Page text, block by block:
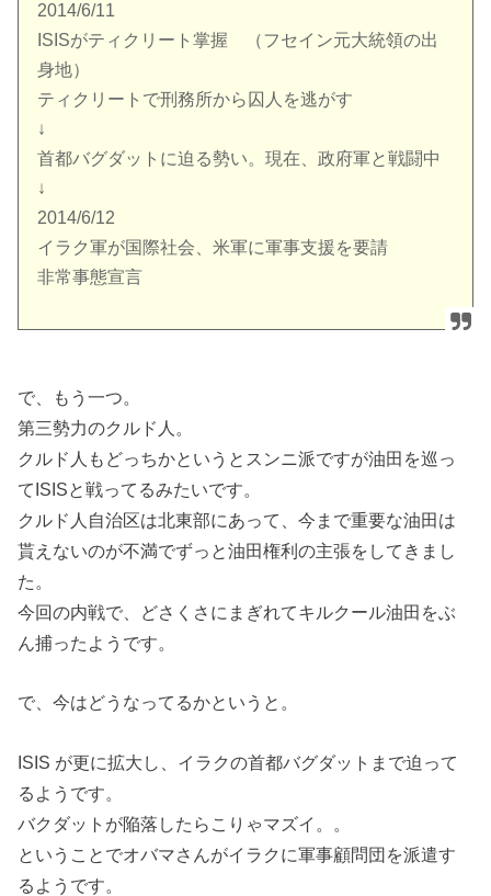
2014/6/11
ISISがティクリート掌握 （フセイン元大統領の出
身地）
ティクリートで刑務所から囚人を逃がす
↓
首都バグダットに迫る勢い。現在、政府軍と戦闘中
↓
2014/6/12
イラク軍が国際社会、米軍に軍事支援を要請
非常事態宣言
で、もう一つ。
第三勢力のクルド人。
クルド人もどっちかというとスンニ派ですが油田を巡っ
てISISと戦ってるみたいです。
クルド人自治区は北東部にあって、今まで重要な油田は
貰えないのが不満でずっと油田権利の主張をしてきまし
た。
今回の内戦で、どさくさにまぎれてキルクール油田をぶ
ん捕ったようです。
で、今はどうなってるかというと。
ISIS が更に拡大し、イラクの首都バグダットまで迫って
るようです。
バクダットが陥落したらこりゃマズイ。。
ということでオバマさんがイラクに軍事顧問団を派遣す
るようです。